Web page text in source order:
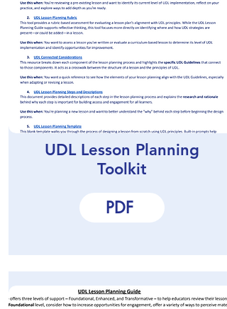
UDL Lesson Planning
Toolkit
PDF